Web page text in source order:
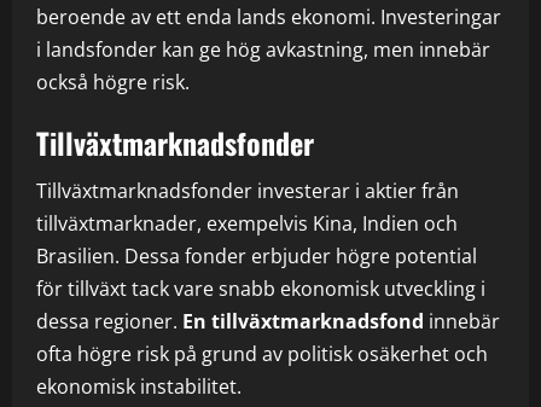
beroende av ett enda lands ekonomi. Investeringar
i landsfonder kan ge hög avkastning, men innebär
också högre risk.
Tillväxtmarknadsfonder
Tillväxtmarknadsfonder investerar i aktier från
tillväxtmarknader, exempelvis Kina, Indien och
Brasilien. Dessa fonder erbjuder högre potential
för tillväxt tack vare snabb ekonomisk utveckling i
dessa regioner. En tillväxtmarknadsfond innebär
ofta högre risk på grund av politisk osäkerhet och
ekonomisk instabilitet.